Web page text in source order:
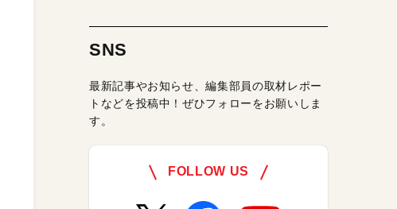
SNS
最新記事やお知らせ、編集部員の取材レポー
トなどを投稿中！ぜひフォローをお願いしま
す。
FOLLOW US